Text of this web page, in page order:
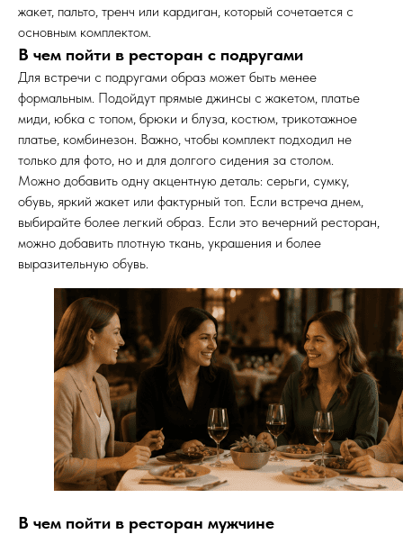
жакет, пальто, тренч или кардиган, который сочетается с
основным комплектом.
В чем пойти в ресторан с подругами
Для встречи с подругами образ может быть менее
формальным. Подойдут прямые джинсы с жакетом, платье
миди, юбка с топом, брюки и блуза, костюм, трикотажное
платье, комбинезон. Важно, чтобы комплект подходил не
только для фото, но и для долгого сидения за столом.
Можно добавить одну акцентную деталь: серьги, сумку,
обувь, яркий жакет или фактурный топ. Если встреча днем,
выбирайте более легкий образ. Если это вечерний ресторан,
можно добавить плотную ткань, украшения и более
выразительную обувь.
В чем пойти в ресторан мужчине
Об ателье
Контакты
МЕНЮ
Политика конфиденциальности
© 2024 VivaBride. Все права защищены
КОНТАКТЫ
Обратный звонок
Об ателье
Контакты
Политика конфиденциальности